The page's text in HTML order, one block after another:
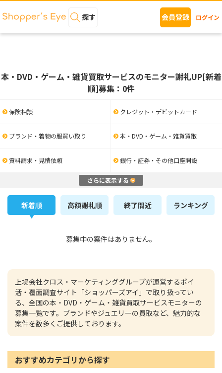
探す 会員登録 ログイン
本・DVD・ゲーム・雑貨買取サービスのモニター謝礼UP[新着
順]募集：0件
保険相談 クレジット・デビットカード
ブランド・着物の服買い取り 本・DVD・ゲーム・雑貨買取
資料請求・見積依頼 銀行・証券・その他口座開設
さらに表示する
新着順 高額謝礼順 終了間近 ランキング
募集中の案件はありません。
上場会社クロス・マーケティンググループが運営するポイ
活・覆面調査サイト「ショッパーズアイ」で取り扱ってい
る、全国の本・DVD・ゲーム・雑貨買取サービスモニターの
募集一覧です。ブランドやジュエリーの買取など、魅力的な
案件を数多くご提供しております。
おすすめカテゴリから探す